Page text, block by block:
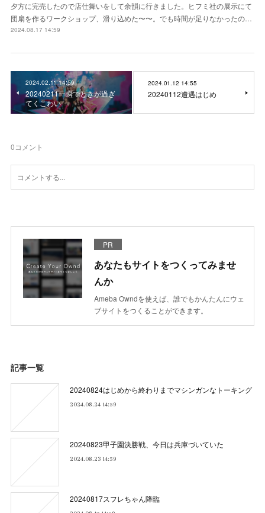
夕方に完売したので店仕舞いをして余韻に行きました。ヒフミ社の展示にて
団扇を作るワークショップ、滑り込めた〜〜。でも時間が足りなかったの…
2024.08.17 14:59
2024.02.11 14:59
20240211一瞬でときが過ぎ
てくこわい
2024.01.12 14:55
20240112遭遇はじめ
0コメント
PR
あなたもサイトをつくってみませ
んか
Ameba Owndを使えば、誰でもかんたんにウェ
ブサイトをつくることができます。
記事一覧
20240824はじめから終わりまでマシンガンなトーキング
2024.08.24 14:59
20240823甲子園決勝戦、今日は兵庫づいていた
2024.08.23 14:59
20240817スフレちゃん降臨